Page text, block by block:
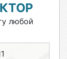
любой